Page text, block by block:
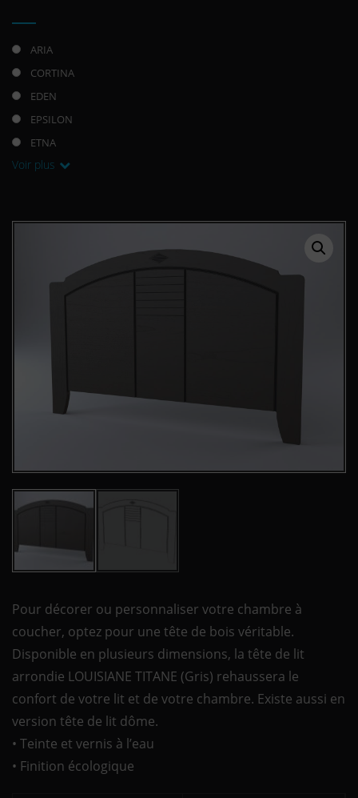
ARIA
CORTINA
EDEN
EPSILON
ETNA
Voir plus
Pour décorer ou personnaliser votre chambre à
coucher, optez pour une tête de bois véritable.
Disponible en plusieurs dimensions, la tête de lit
arrondie LOUISIANE TITANE (Gris) rehaussera le
confort de votre lit et de votre chambre. Existe aussi en
version tête de lit dôme.
• Teinte et vernis à l’eau
• Finition écologique